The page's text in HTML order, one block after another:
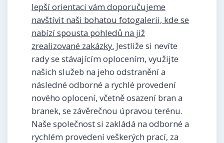
lepší orientaci vám doporučujeme
navštívit naši bohatou fotogalerii, kde se
nabízí spousta pohledů na již
zrealizované zakázky. Jestliže si nevíte
rady se stávajícím oplocením, využijte
našich služeb na jeho odstranění a
následné odborné a rychlé provedení
nového oplocení, včetně osazení bran a
branek, se závěrečnou úpravou terénu.
Naše společnost si zakládá na odborné a
rychlém provedení veškerých prací, za